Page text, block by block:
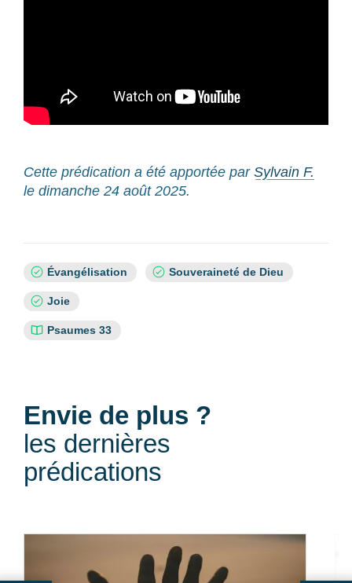
Cette prédication a été apportée par Sylvain F.
le dimanche 24 août 2025.
SujetsÉvangélisation Souveraineté de Dieu
Joie
Références
Psaumes 33
Envie de plus ?
les dernières
prédications